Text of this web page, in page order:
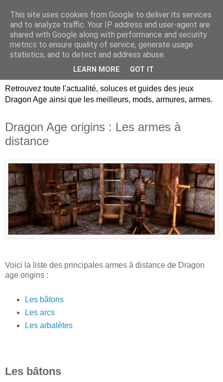
Dragon Age Univers :
Guides, soluces, infos sur
les jeux Dragon Age.
Retrouvez toute l'actualité, soluces et guides des jeux
Dragon Age ainsi que les meilleurs, mods, armures, armes.
Dragon Age origins : Les armes à
distance
Voici la liste des principales armes à distance de Dragon
age origins :
Les bâtons
Les arcs
Les arbalètes
Les bâtons
This site uses cookies from Google to deliver its services
and to analyze traffic. Your IP address and user-agent are
shared with Google along with performance and security
metrics to ensure quality of service, generate usage
statistics, and to detect and address abuse.
LEARN MORE GOT IT